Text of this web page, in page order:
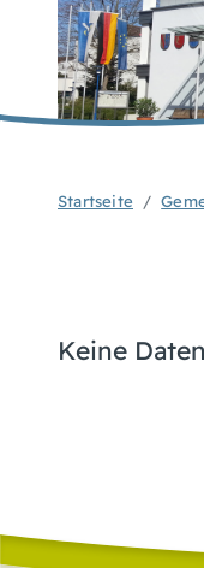
Startseite
Keine